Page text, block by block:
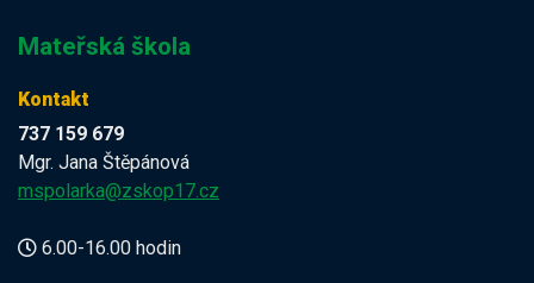
Mateřská škola
Kontakt
737 159 679
Mgr. Jana Štěpánová
mspolarka@zskop17.cz
6.00-16.00 hodin